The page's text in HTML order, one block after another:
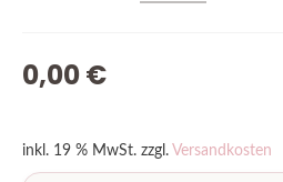
0,00€
inkl. 19 % MwSt. zzgl. Versandkosten